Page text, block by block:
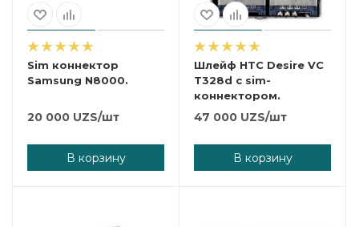
Sim коннектор
Samsung N8000.
20 000 UZS/шт
В корзину
Шлейф HTC Desire VC
T328d c sim-
коннектором.
47 000 UZS/шт
В корзину